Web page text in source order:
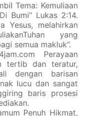
Tema: Kemuliaan
Bumi” Lukas 2:14.
Yesus, melahirkan
yang
semua makluk”.
Perayaan
tertib dan teratur,
dengan barisan
lucu dan sangat
baris prosesi
Penuh Hikmat,